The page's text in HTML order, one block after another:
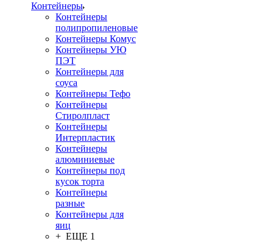
Контейнеры
Контейнеры
полипропиленовые
Контейнеры Комус
Контейнеры УЮ
ПЭТ
Контейнеры для
соуса
Контейнеры Тефо
Контейнеры
Стиролпласт
Контейнеры
Интерпластик
Контейнеры
алюминиевые
Контейнеры под
кусок торта
Контейнеры
разные
Контейнеры для
яиц
+ ЕЩЕ 1